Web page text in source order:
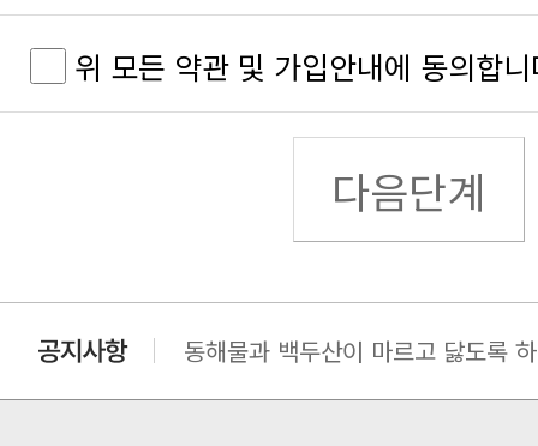
합니다.
할 수 있는 자를 말합니다.
제3조 (약관의 명시와 개정)
⑤ 불량회원 부정이용 방지 및 비인
⑥ 기타 원활한 양질의 서비스 제공
수집하는 개인정보의 항목
개인정보의 보유 및 이용기간
달성시 지체 없이 파기합니다.
위 모든 약관 및 가입안내에 동의합
다음단계
동해물과 백두산이 마르고 닳도록